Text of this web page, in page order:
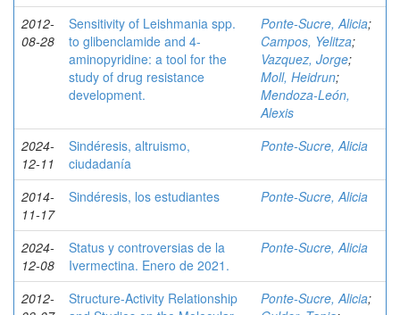
2012-
08-28
Sensitivity of Leishmania spp.
to glibenclamide and 4-
aminopyridine: a tool for the
study of drug resistance
development.
Ponte-Sucre, Alicia;
Campos, Yelitza;
Vazquez, Jorge;
Moll, Heidrun;
Mendoza-León,
Alexis
2024-
12-11
Sindéresis, altruismo,
ciudadanía
Ponte-Sucre, Alicia
2014-
11-17
Sindéresis, los estudiantes Ponte-Sucre, Alicia
2024-
12-08
Status y controversias de la
Ivermectina. Enero de 2021.
Ponte-Sucre, Alicia
2012-
Structure-Activity Relationship
Ponte-Sucre, Alicia;